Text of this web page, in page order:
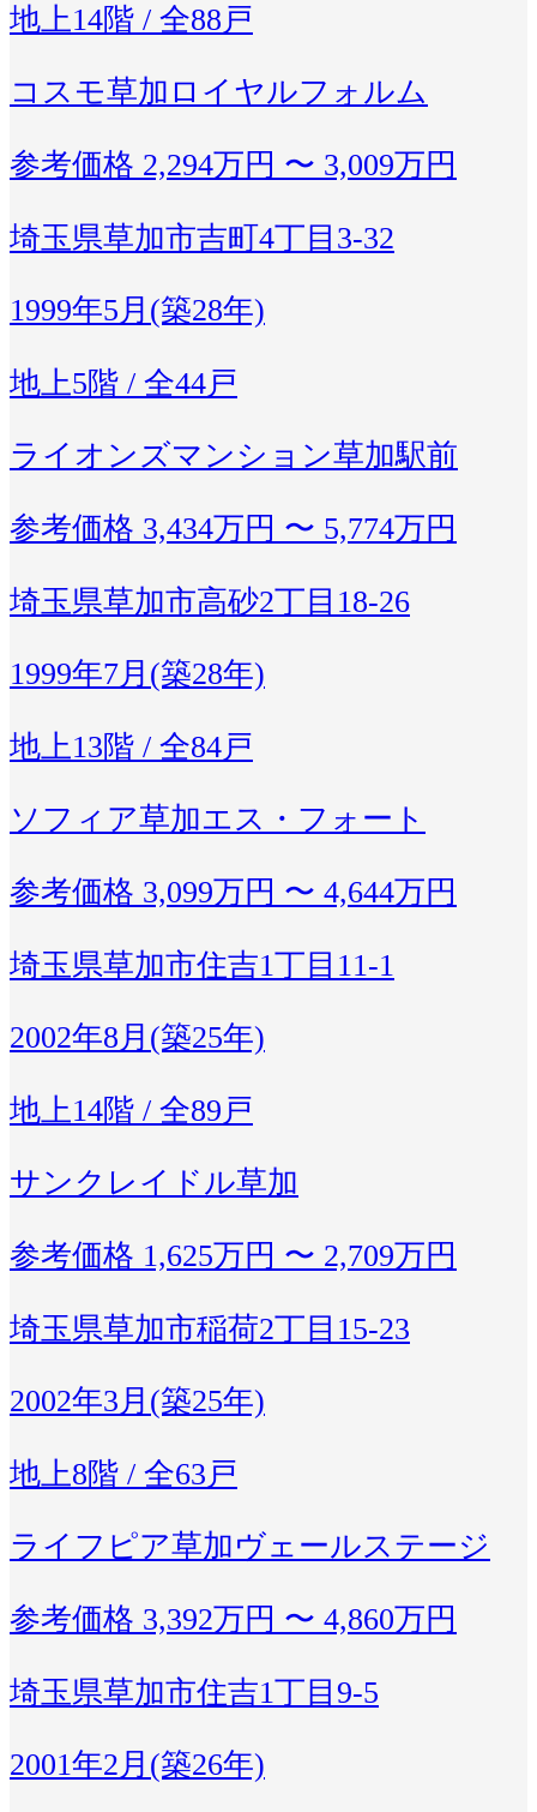
地上14階 / 全88戸
コスモ草加ロイヤルフォルム
参考価格 2,294万円 〜 3,009万円
埼玉県草加市吉町4丁目3-32
1999年5月(築28年)
地上5階 / 全44戸
ライオンズマンション草加駅前
参考価格 3,434万円 〜 5,774万円
埼玉県草加市高砂2丁目18-26
1999年7月(築28年)
地上13階 / 全84戸
ソフィア草加エス・フォート
参考価格 3,099万円 〜 4,644万円
埼玉県草加市住吉1丁目11-1
2002年8月(築25年)
地上14階 / 全89戸
サンクレイドル草加
参考価格 1,625万円 〜 2,709万円
埼玉県草加市稲荷2丁目15-23
2002年3月(築25年)
地上8階 / 全63戸
ライフピア草加ヴェールステージ
参考価格 3,392万円 〜 4,860万円
埼玉県草加市住吉1丁目9-5
2001年2月(築26年)